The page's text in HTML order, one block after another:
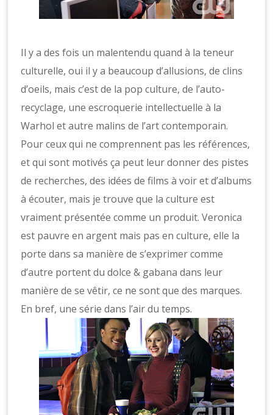
Il y a des fois un malentendu quand à la teneur
culturelle, oui il y a beaucoup d’allusions, de clins
d’oeils, mais c’est de la pop culture, de l’auto-
recyclage, une escroquerie intellectuelle à la
Warhol et autre malins de l’art contemporain.
Pour ceux qui ne comprennent pas les références,
et qui sont motivés ça peut leur donner des pistes
de recherches, des idées de films à voir et d’albums
à écouter, mais je trouve que la culture est
vraiment présentée comme un produit. Veronica
est pauvre en argent mais pas en culture, elle la
porte dans sa manière de s’exprimer comme
d’autre portent du dolce & gabana dans leur
manière de se vêtir, ce ne sont que des marques.
En bref, une série dans l’air du temps.